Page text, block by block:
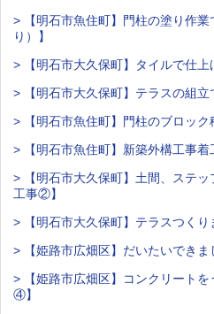
> 【明石市魚住町】門柱の塗り作
り）】
> 【明石市大久保町】タイルで仕
> 【明石市大久保町】テラスの組立
> 【明石市魚住町】門柱のブロック
> 【明石市魚住町】新築外構工事着
> 【明石市大久保町】土間、ステ
工事②】
> 【明石市大久保町】テラスつくり
> 【姫路市広畑区】だいたいできま
> 【姫路市広畑区】コンクリート
④】